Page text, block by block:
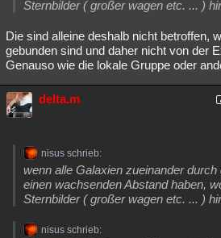
Sternbilder ( großer wagen etc. ... )
Die sind alleine deshalb nicht betroffen,
gebunden sind und daher nicht von der
Genauso wie die lokale Gruppe oder
delta.m
nisus schrieb:
wenn alle Galaxien zueinander
einen wachsenden Abstand haben,
Sternbilder ( großer wagen etc. ... )
nisus schrieb: